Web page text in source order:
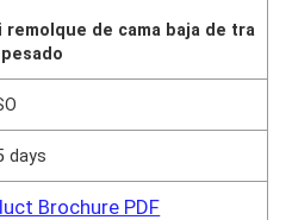
remolque de cama baja de tra
days
Brochure PDF